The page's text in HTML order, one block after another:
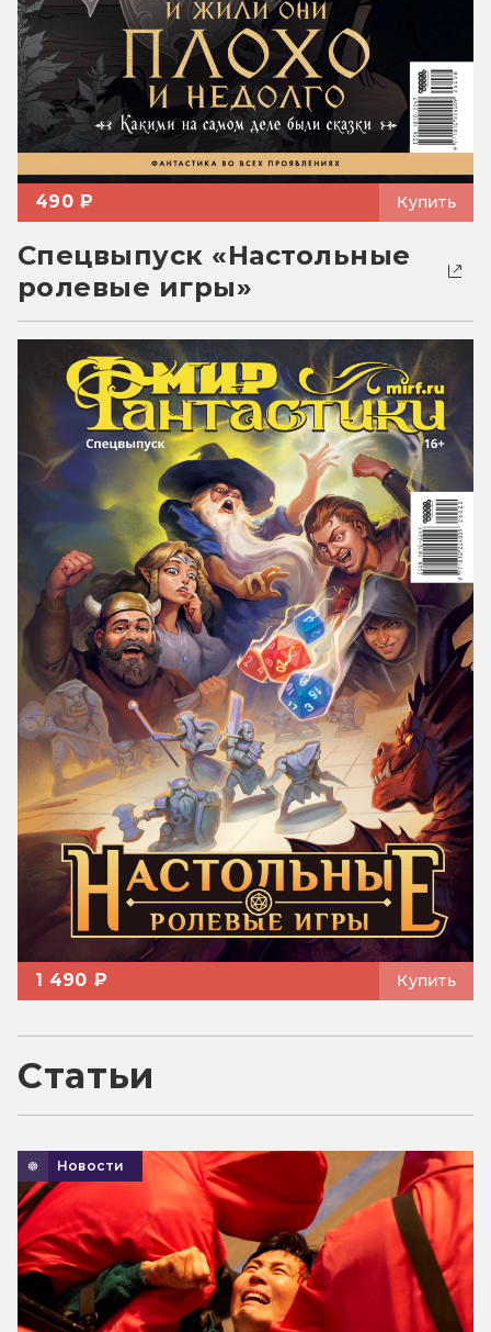
490 ₽ Купить
Спецвыпуск «Настольные
ролевые игры»
1 490 ₽ Купить
Статьи
Новости